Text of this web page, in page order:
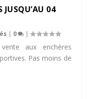
JUSQU’AU 04
| 0 |
aux enchères
Pas moins de